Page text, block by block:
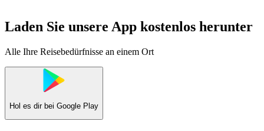
Laden Sie unsere App kostenlos herunter
Alle Ihre Reisebedürfnisse an einem Ort
Hol es dir bei Google Play